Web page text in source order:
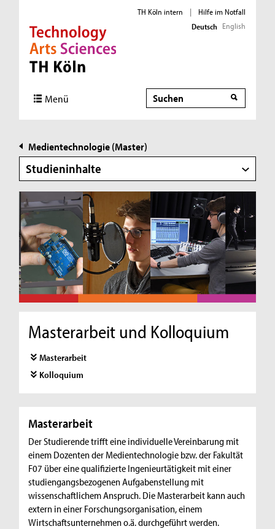
Direkt zur Hauptnavigation
Direkt zur Subnavigation
Direkt zum Inhalt
Direkt zum Fußbereich
TH Köln intern |
Hilfe im Notfall
Deutsch English
Menü Suche
Medientechnologie (Master)
Studieninhalte
Masterarbeit und Kolloquium
Masterarbeit
Kolloquium
Masterarbeit
Der Studierende trifft eine individuelle Vereinbarung mit
einem Dozenten der Medientechnologie bzw. der Fakultät
F07 über eine qualifizierte Ingenieurtätigkeit mit einer
studiengangsbezogenen Aufgabenstellung mit
wissenschaftlichem Anspruch. Die Masterarbeit kann auch
extern in einer Forschungsorganisation, einem
Wirtschaftsunternehmen o.ä. durchgeführt werden.